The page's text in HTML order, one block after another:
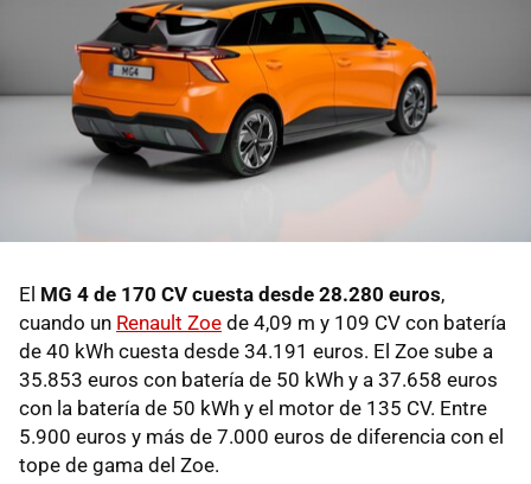
El MG 4 de 170 CV cuesta desde 28.280 euros,
cuando un Renault Zoe de 4,09 m y 109 CV con batería
de 40 kWh cuesta desde 34.191 euros. El Zoe sube a
35.853 euros con batería de 50 kWh y a 37.658 euros
con la batería de 50 kWh y el motor de 135 CV. Entre
5.900 euros y más de 7.000 euros de diferencia con el
tope de gama del Zoe.